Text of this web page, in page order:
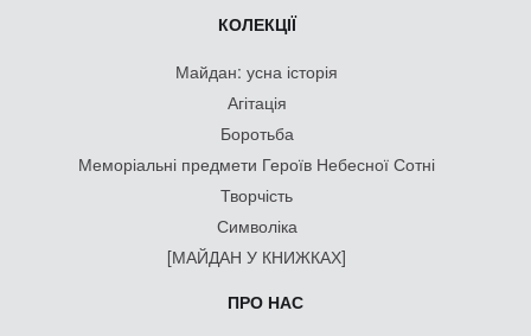
КОЛЕКЦІЇ
Майдан: усна історія
Агітація
Боротьба
Меморіальні предмети Героїв Небесної Сотні
Творчість
Символіка
[МАЙДАН У КНИЖКАХ]
ПРО НАС